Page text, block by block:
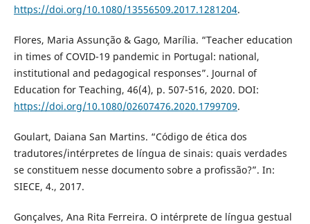
https://doi.org/10.1080/13556509.2017.1281204.
Flores, Maria Assunção & Gago, Marília. “Teacher education
in times of COVID-19 pandemic in Portugal: national,
institutional and pedagogical responses”. Journal of
Education for Teaching, 46(4), p. 507-516, 2020. DOI:
https://doi.org/10.1080/02607476.2020.1799709.
Goulart, Daiana San Martins. “Código de ética dos
tradutores/intérpretes de língua de sinais: quais verdades
se constituem nesse documento sobre a profissão?”. In:
SIECE, 4., 2017.
Gonçalves, Ana Rita Ferreira. O intérprete de língua gestual